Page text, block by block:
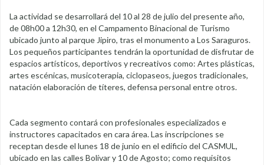
La actividad se desarrollará del 10 al 28 de julio del presente año,
de 08h00 a 12h30, en el Campamento Binacional de Turismo
ubicado junto al parque Jipiro, tras el monumento a Los Saraguros.
Los pequeños participantes tendrán la oportunidad de disfrutar de
espacios artísticos, deportivos y recreativos como: Artes plásticas,
artes escénicas, musicoterapia, ciclopaseos, juegos tradicionales,
natación elaboración de títeres, defensa personal entre otros.
Cada segmento contará con profesionales especializados e
instructores capacitados en cara área. Las inscripciones se
receptan desde el lunes 18 de junio en el edificio del CASMUL,
ubicado en las calles Bolívar y 10 de Agosto; como requisitos